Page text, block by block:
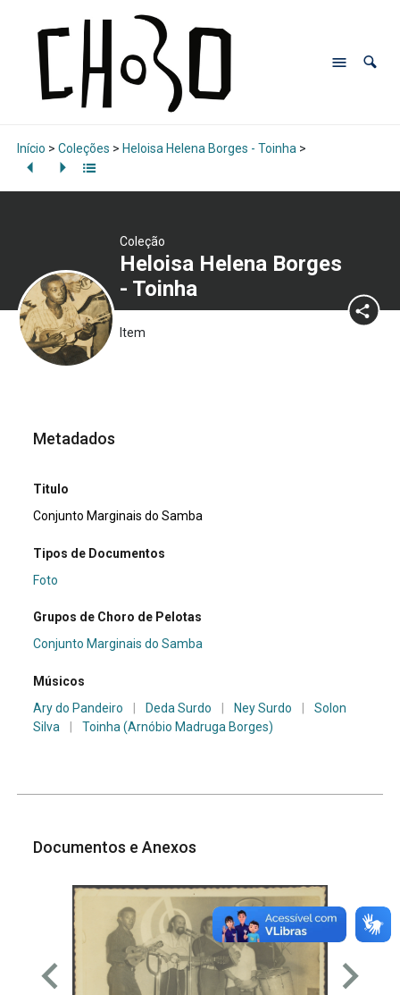
Início > Coleções > Heloisa Helena Borges - Toinha >
Coleção
Heloisa Helena Borges
- Toinha
Item
Metadados
Titulo
Conjunto Marginais do Samba
Tipos de Documentos
Foto
Grupos de Choro de Pelotas
Conjunto Marginais do Samba
Músicos
Ary do Pandeiro
| Deda Surdo | Ney Surdo |
Solon
Silva
| Toinha (Arnóbio Madruga Borges)
Documentos e Anexos